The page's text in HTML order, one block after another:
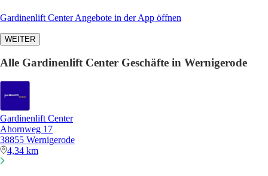
Gardinenlift Center Angebote in der App öffnen
WEITER
Alle Gardinenlift Center Geschäfte in Wernigerode
Gardinenlift Center
Ahornweg 17
38855 Wernigerode
4,34 km